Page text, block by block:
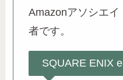
Amazonアソシエ
者です。
SQUARE ENIX